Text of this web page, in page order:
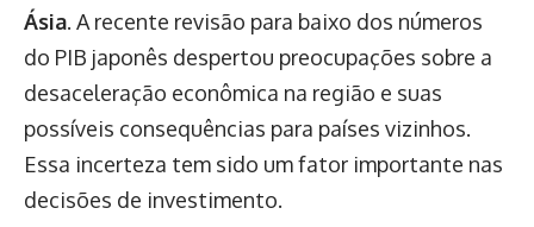
Ásia. A recente revisão para baixo dos números
do PIB japonês despertou preocupações sobre a
desaceleração econômica na região e suas
possíveis consequências para países vizinhos.
Essa incerteza tem sido um fator importante nas
decisões de investimento.